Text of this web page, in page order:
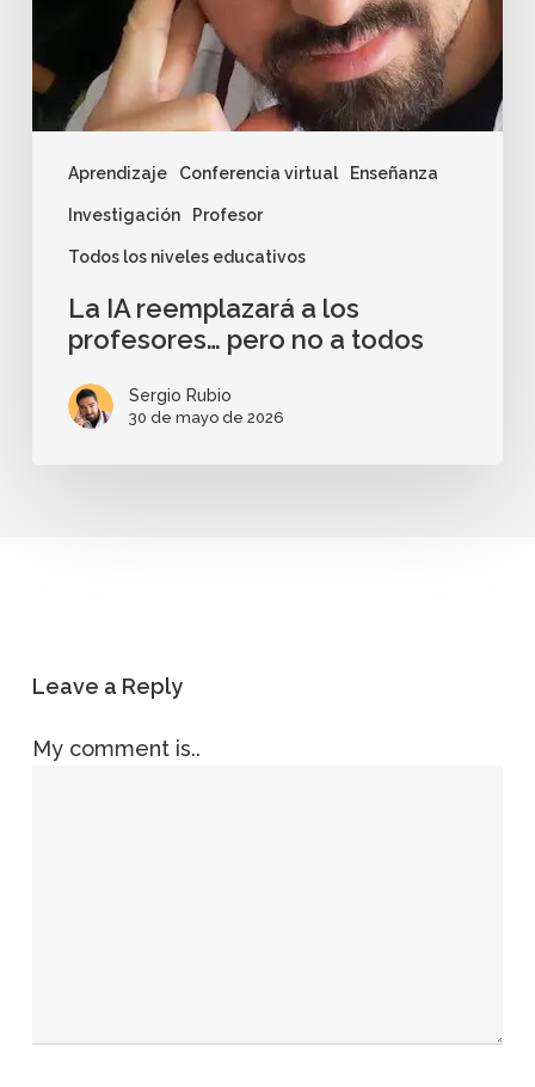
Aprendizaje Conferencia virtual Enseñanza
Investigación Profesor
Todos los niveles educativos
La IA reemplazará a los
profesores… pero no a todos
Sergio Rubio
30 de mayo de 2026
Leave a Reply
My comment is..